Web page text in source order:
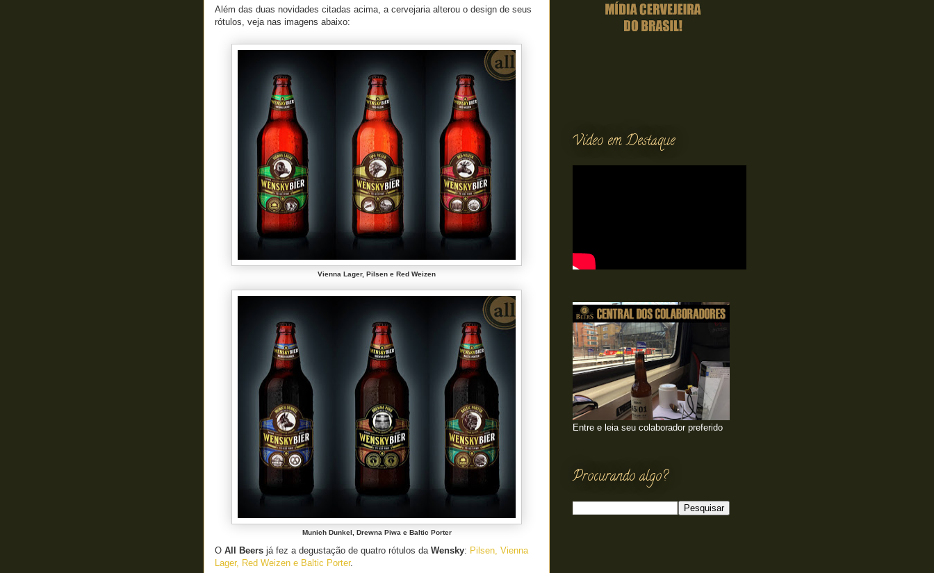
Além das duas novidades citadas acima, a cervejaria alterou o design de seus
rótulos, veja nas imagens abaixo:
Vienna Lager, Pilsen e Red Weizen
Munich Dunkel, Drewna Piwa e Baltic Porter
O All Beers já fez a degustação de quatro rótulos da Wensky: Pilsen, Vienna
Lager, Red Weizen e Baltic Porter.
Vídeo em Destaque
Entre e leia seu colaborador preferido
Procurando algo?